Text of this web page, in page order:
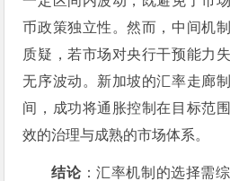
币政策独立性。然而，中间机
质疑，若市场对央行干预能力
无序波动。新加坡的汇率走廊
间，成功将通胀控制在目标范
效的治理与成熟的市场体系。
结论：汇率机制的选择需